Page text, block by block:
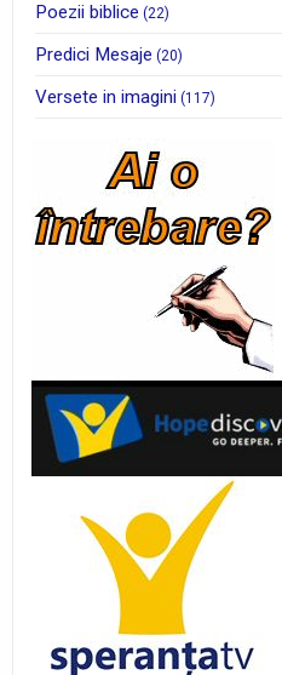
Poezii biblice (22)
Predici Mesaje (20)
Versete in imagini (117)